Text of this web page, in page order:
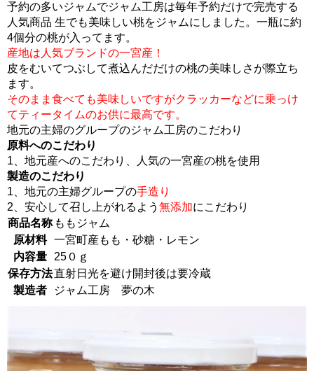
予約の多いジャムでジャム工房は毎年予約だけで完売する
人気商品 生でも美味しい桃をジャムにしました。一瓶に約
4個分の桃が入ってます。
産地は人気ブランドの一宮産！
皮をむいてつぶして煮込んだだけの桃の美味しさが際立ち
ます。
そのまま食べても美味しいですがクラッカーなどに乗っけ
てティータイムのお供に最高です。
地元の主婦のグループのジャム工房のこだわり
原料へのこだわり
1、地元産へのこだわり、人気の一宮産の桃を使用
製造のこだわり
1、地元の主婦グループの手造り
2、安心して召し上がれるよう 無添加にこだわり
商品名称 ももジャム
原材料 一宮町産もも・砂糖・レモン
内容量
25０ｇ
保存方法直射日光を避け開封後は要冷蔵
製造者
ジャム工房 夢の木